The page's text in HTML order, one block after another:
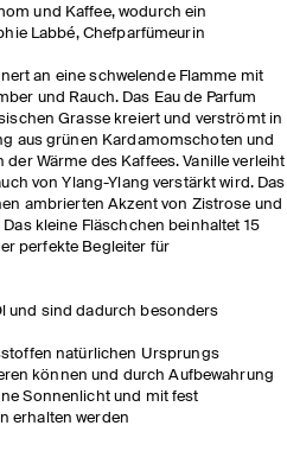
und Kaffee, wodurch ein
Labbé, Chefparfümeurin
an eine schwelende Flamme mit
und Rauch. Das Eau de Parfum
Grasse kreiert und verströmt in
aus grünen Kardamomschoten und
Wärme des Kaffees. Vanille verleiht
von Ylang-Ylang verstärkt wird. Das
ambrierten Akzent von Zistrose und
kleine Fläschchen beinhaltet 15
perfekte Begleiter für
und sind dadurch besonders
natürlichen Ursprungs
können und durch Aufbewahrung
Sonnenlicht und mit fest
erhalten werden